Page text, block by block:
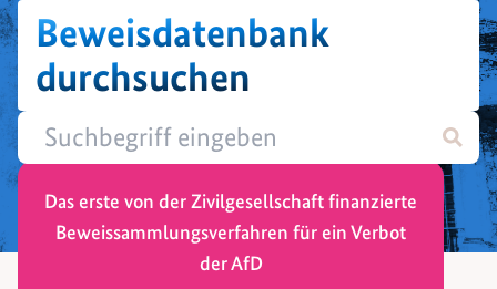
Beweisdatenbank
durchsuchen
Das erste von der Zivilgesellschaft finanzierte
Beweissammlungsverfahren für ein Verbot
der AfD